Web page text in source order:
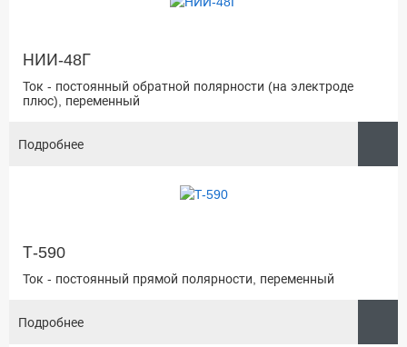
НИИ-48Г
Ток - постоянный обратной полярности (на электроде
плюс), переменный
Подробнее
Т-590
Ток - постоянный прямой полярности, переменный
Подробнее